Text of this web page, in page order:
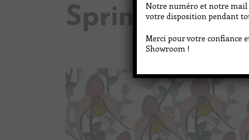
Spring Bell 2
Notre numéro et notre mail
votre disposition pendant
Merci pour votre confiance
Showroom !